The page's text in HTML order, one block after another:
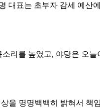
표는 초부자 감세 예산
리를 높였고, 야당은 오
을 명명백백히 밝혀서 책